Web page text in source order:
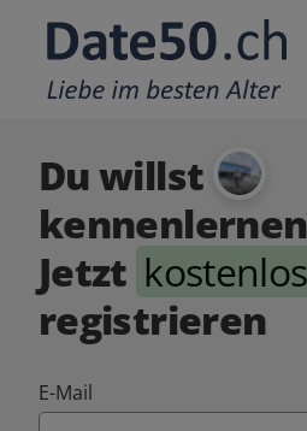
Du willst
Jetzt kostenlos
registrieren
E-Mail